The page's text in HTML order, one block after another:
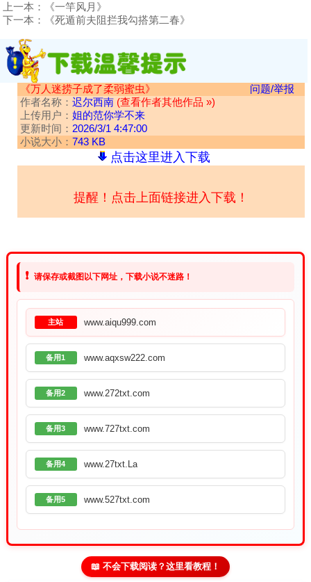
上一本：
《一竿风月》
下一本：
《死遁前夫阻拦我勾搭第二春》
《万人迷捞子成了柔弱蜜虫》
问题/举报
作者名称： 迟尔西南 (查看作者其他作品 »)
上传用户： 姐的范你学不来
更新时间： 2026/3/1 4:47:00
小说大小： 743 KB
点击这里进入下载
提醒！点击上面链接进入下载！
❗ 请保存或截图以下网址，下载小说不迷路！
主站 www.aiqu999.com
备用1 www.aqxsw222.com
备用2 www.272txt.com
备用3 www.727txt.com
备用4 www.27txt.La
备用5 www.527txt.com
📖 不会下载阅读？这里看教程！